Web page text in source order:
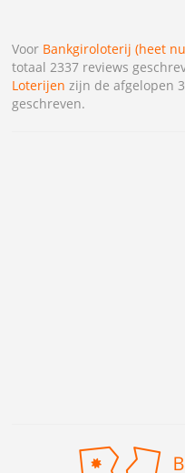
Voor Bankgiroloterij (heet
totaal 2337 reviews
Loterijen zijn de afgelopen
geschreven.